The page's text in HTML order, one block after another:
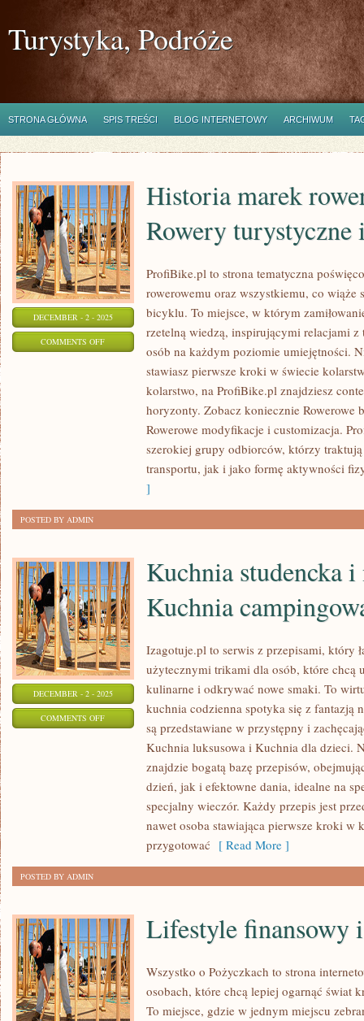
Turystyka, Podróże
STRONA GŁÓWNA SPIS TREŚCI BLOG INTERNETOWY ARCHIWUM
DECEMBER - 2 - 2025
COMMENTS OFFON
Historia marek
Rowery turystyczne
ProfiBike.pl to strona tematyczna
rowerowemu oraz wszystkiemu, co wiąże
bicyklu. To miejsce, w którym
rzetelną wiedzą, inspirującymi relacjami
osób na każdym poziomie umiejętności.
stawiasz pierwsze kroki w świecie
kolarstwo, na ProfiBike.pl znajdziesz
horyzonty. Zobacz koniecznie Rowerowe
Rowerowe modyfikacje i customizacja.
szerokiej grupy odbiorców, którzy
transportu, jak i jako formę aktywności
]
POSTED BY ADMIN
DECEMBER - 2 - 2025
COMMENTS OFFON
OUTDOOR
Kuchnia studencka
Kuchnia
Izagotuje.pl to serwis z przepisami, który
użytecznymi trikami dla osób, które chcą
kulinarne i odkrywać nowe smaki. To
kuchnia codzienna spotyka się z fantazją
są przedstawiane w przystępny i
Kuchnia luksusowa i Kuchnia dla dzieci.
znajdzie bogatą bazę przepisów,
dzień, jak i efektowne dania, idealne na
specjalny wieczór. Każdy przepis jest
nawet osoba stawiająca pierwsze kroki w
przygotować [ Read More ]
POSTED BY ADMIN
Lifestyle finansowy
Wszystko o Pożyczkach to strona
osobach, które chcą lepiej ogarnąć świat
To miejsce, gdzie w jednym miejscu